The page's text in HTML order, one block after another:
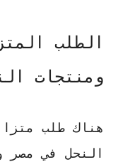
الطلب
ومنتجات
هناك طلب
النحل في مصر